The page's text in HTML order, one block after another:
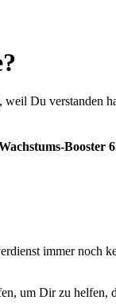
Du verstanden
immer
um Dir zu
Booster